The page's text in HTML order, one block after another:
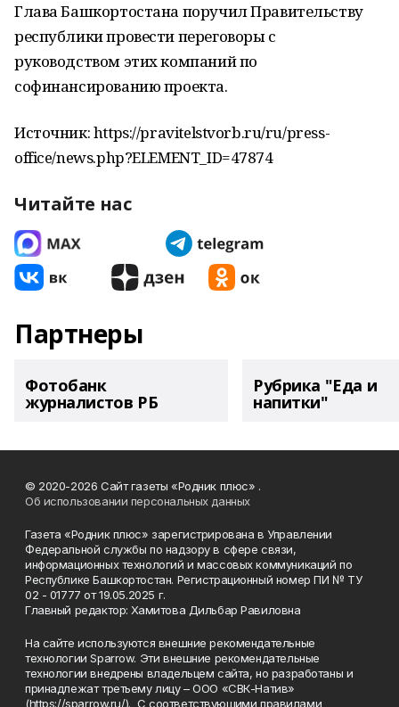
Глава Башкортостана поручил Правительству
республики провести переговоры с
руководством этих компаний по
софинансированию проекта.
Источник: https://pravitelstvorb.ru/ru/press-
office/news.php?ELEMENT_ID=47874
Читайте нас
Партнеры
Фотобанк
журналистов РБ
Рубрика "Еда и
напитки"
© 2020-2026 Сайт газеты «Родник плюс» .
Об использовании персональных данных
Газета «Родник плюс» зарегистрирована в Управлении
Федеральной службы по надзору в сфере связи,
информационных технологий и массовых коммуникаций по
Республике Башкортостан. Регистрационный номер ПИ № ТУ
02 - 01777 от 19.05.2025 г.
Главный редактор: Хамитова Дильбар Равиловна
На сайте используются внешние рекомендательные
технологии Sparrow. Эти внешние рекомендательные
технологии внедрены владельцем сайта, но разработаны и
принадлежат третьему лицу – ООО «СВК-Натив»
(https://sparrow.ru/). С соответствующими правилами